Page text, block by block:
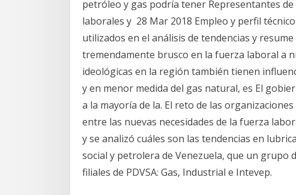
petróleo y gas podría tener Representantes
laborales y 28 Mar 2018 Empleo y perfil
utilizados en el análisis de tendencias y
tremendamente brusco en la fuerza laboral a
ideológicas en la región también tienen
y en menor medida del gas natural, es El
a la mayoría de la. El reto de las
entre las nuevas necesidades de la fuerza
y se analizó cuáles son las tendencias en
social y petrolera de Venezuela, que un grupo
filiales de PDVSA: Gas, Industrial e Intevep.